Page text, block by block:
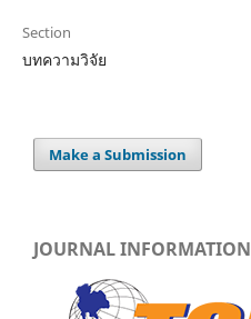
Section
บทความวิจัย
Make a Submission
JOURNAL INFORMATION